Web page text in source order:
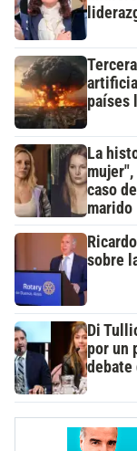
países
La
caso
marido
sobre
Di
por un
debate